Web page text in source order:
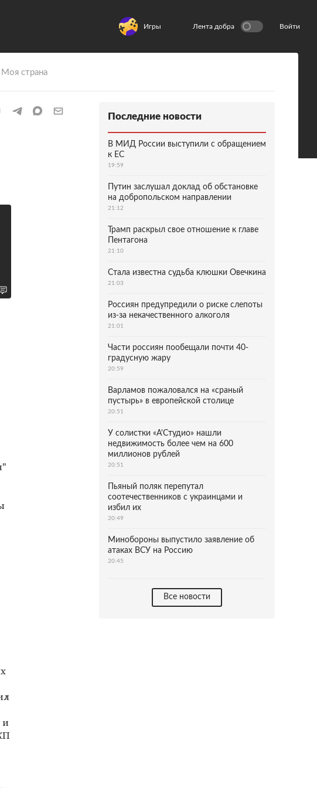
Игры Лента добра Войти
Моя страна
и
Последние новости
В МИД России выступили с обращением
к ЕС
19:59
Путин заслушал доклад об обстановке
на добропольском направлении
21:12
Трамп раскрыл свое отношение к главе
Пентагона
21:10
Стала известна судьба клюшки Овечкина
21:03
Россиян предупредили о риске слепоты
из-за некачественного алкоголя
21:01
Части россиян пообещали почти 40-
градусную жару
20:59
Варламов пожаловался на «сраный
пустырь» в европейской столице
20:51
У солистки «А'Студио» нашли
недвижимость более чем на 600
миллионов рублей
20:51
Пьяный поляк перепутал
соотечественников с украинцами и
избил их
20:49
Минобороны выпустило заявление об
атаках ВСУ на Россию
20:45
Все новости